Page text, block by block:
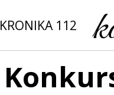
KRONIKA 112